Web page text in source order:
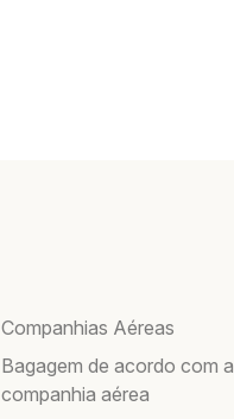
Companhias Aéreas
Bagagem de acordo com a
companhia aérea